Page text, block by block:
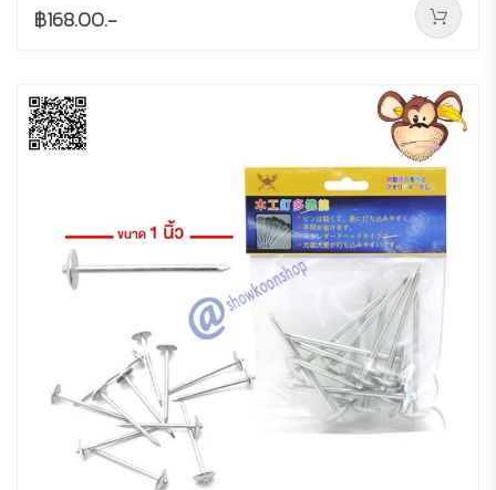
฿168.00.-